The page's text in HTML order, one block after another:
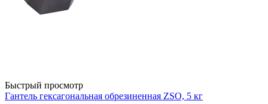
Быстрый просмотр
Гантель гексагональная обрезиненная ZSO, 5 кг